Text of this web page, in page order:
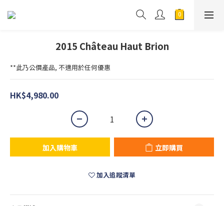
2015 Château Haut Brion
**此乃公價產品, 不適用於任何優惠
HK$4,980.00
加入購物車 立即購買
加入追蹤清單